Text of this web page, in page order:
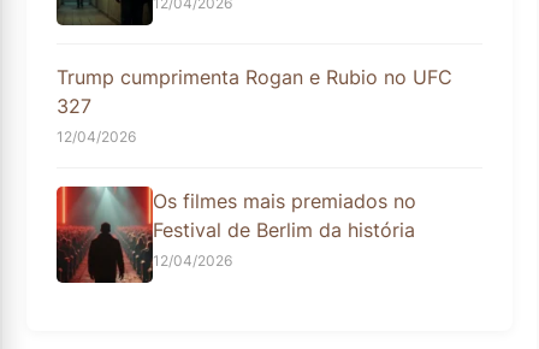
Trump cumprimenta Rogan e Rubio no UFC
327
12/04/2026
Os filmes mais premiados no
Festival de Berlim da história
12/04/2026